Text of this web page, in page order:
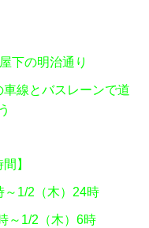
下の明治通り
線とバスレーンで道
】
～1/2（木）24時
～1/2（木）6時